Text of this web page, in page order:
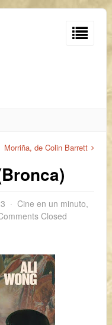
Morriña, de Colin Barrett
Cine en un minuto,
Closed